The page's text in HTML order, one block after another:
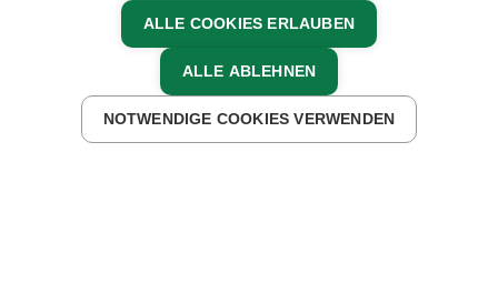
JETZT ANFRAGEN
ALLE COOKIES ERLAUBEN
ALLE ABLEHNEN
NOTWENDIGE COOKIES VERWENDEN